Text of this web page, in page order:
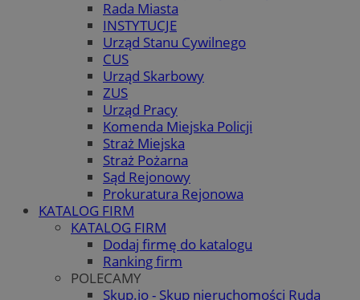
Rada Miasta
INSTYTUCJE
Urząd Stanu Cywilnego
CUS
Urząd Skarbowy
ZUS
Urząd Pracy
Komenda Miejska Policji
Straż Miejska
Straż Pożarna
Sąd Rejonowy
Prokuratura Rejonowa
KATALOG FIRM
KATALOG FIRM
Dodaj firmę do katalogu
Ranking firm
POLECAMY
Skup.io - Skup nieruchomości Ruda